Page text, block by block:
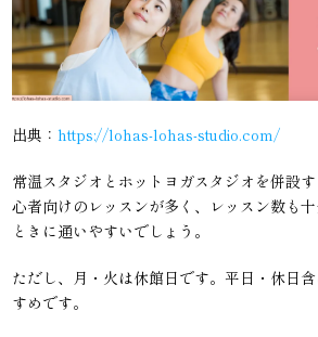
出典：https://lohas-lohas-studio.com/
常温スタジオとホットヨガスタジオを併設
心者向けのレッスンが多く、レッスン数も
ときに通いやすいでしょう。
ただし、月・火は休館日です。平日・休日
すめです。